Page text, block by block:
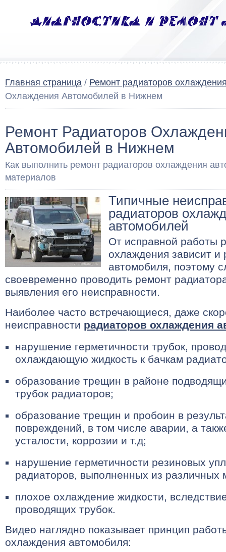
Главная страница / Ремонт радиаторов
Охлаждения Автомобилей в Нижнем
Ремонт Радиаторов
Автомобилей в Нижнем
Как выполнить ремонт радиаторов охлаждения
материалов
Типичные
радиаторов
автомобилей
От исправной работы
охлаждения зависит и
автомобиля, поэтому
своевременно проводить ремонт
выявления его неисправности.
Наиболее часто встречающиеся, даже
неисправности радиаторов охлаждения
нарушение герметичности трубок,
охлаждающую жидкость к бачкам
образование трещин в районе
трубок радиаторов;
образование трещин и пробоин в
повреждений, в том числе аварии, а
усталости, коррозии и т.д;
нарушение герметичности резиновых
радиаторов, выполненных из различных
плохое охлаждение жидкости,
проводящих трубок.
Видео наглядно показывает принцип
охлаждения автомобиля: